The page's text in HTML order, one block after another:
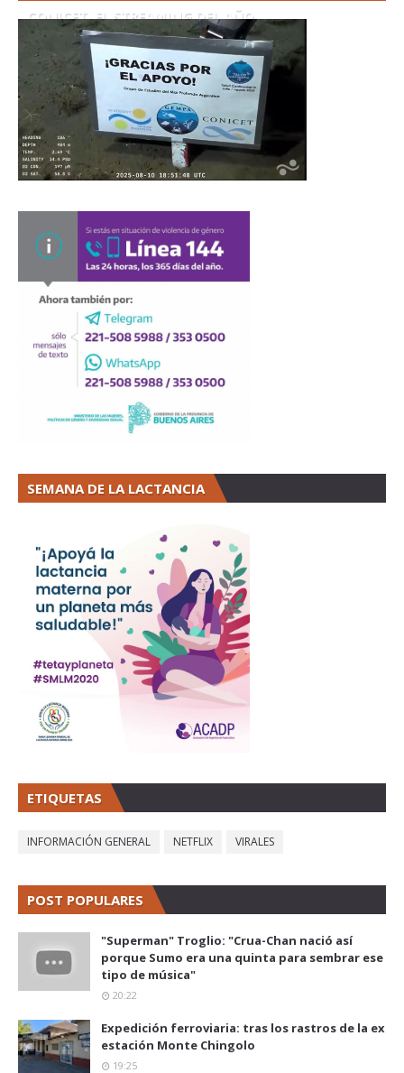
CONICET. EL STREAMING DEL AÑO
SEMANA DE LA LACTANCIA
ETIQUETAS
INFORMACIÓN GENERAL NETFLIX VIRALES
POST POPULARES
"Superman" Troglio: "Crua-Chan nació así
porque Sumo era una quinta para sembrar ese
tipo de música"
20:22
Expedición ferroviaria: tras los rastros de la ex
estación Monte Chingolo
19:25